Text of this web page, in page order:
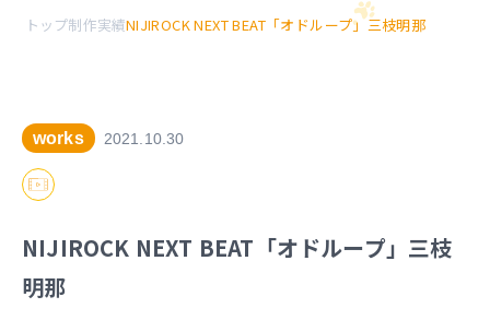
トップ制作実績NIJIROCK NEXT BEAT「オドループ」三枝明那
works 2021.10.30
NIJIROCK NEXT BEAT「オドループ」三枝
明那